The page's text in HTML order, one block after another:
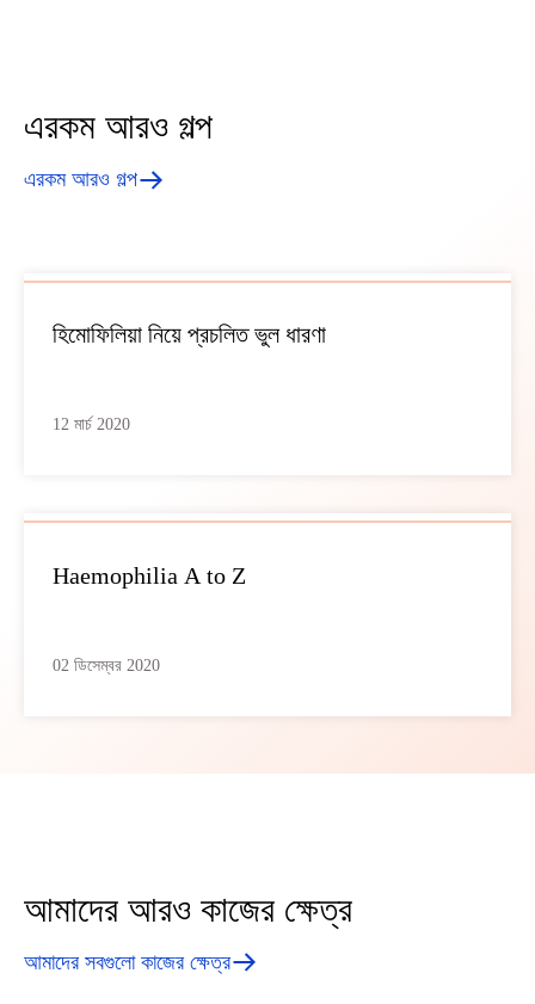
এরকম আরও গল্প
এরকম আরও গল্প
হিমোফিলিয়া নিয়ে প্রচলিত ভুল ধারণা
12 মার্চ 2020
Haemophilia A to Z
02 ডিসেম্বর 2020
আমাদের আরও কাজের ক্ষেত্র
আমাদের সবগুলো কাজের ক্ষেত্র